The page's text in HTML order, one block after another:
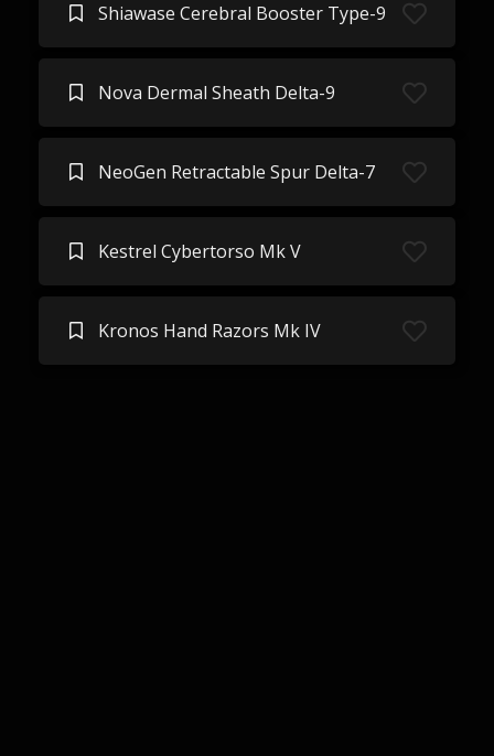
Shiawase Cerebral Booster Type-9
Nova Dermal Sheath Delta-9
NeoGen Retractable Spur Delta-7
Kestrel Cybertorso Mk V
Kronos Hand Razors Mk IV